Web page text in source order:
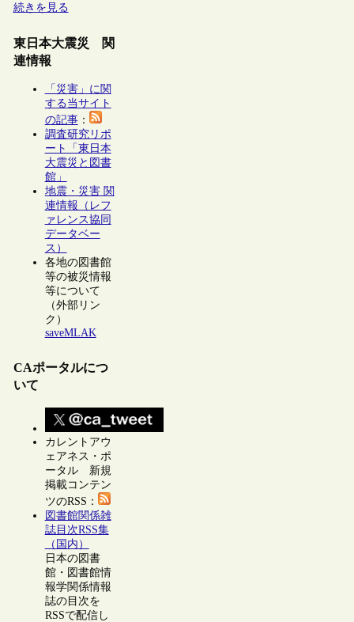
続きを見る
東日本大震災 関
連情報
「災害」に関
する当サイト
の記事：
調査研究リポ
ート「東日本
大震災と図書
館」
地震・災害 関
連情報（レフ
ァレンス協同
データベー
ス）
各地の図書館
等の被災情報
等について
（外部リン
ク）
saveMLAK
CAポータルにつ
いて
カレントアウ
ェアネス・ポ
ータル 新規
掲載コンテン
ツのRSS：
図書館関係雑
誌目次RSS集
（国内）
日本の図書
館・図書館情
報学関係情報
誌の目次を
RSSで配信し